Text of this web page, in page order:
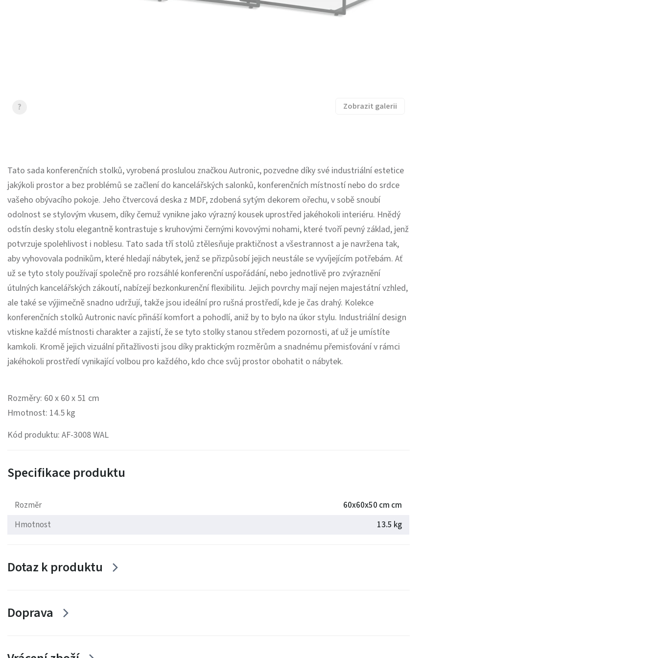
Zobrazit galerii
?
Tato sada konferenčních stolků, vyrobená proslulou značkou Autronic, pozvedne díky své industriální estetice
jakýkoli prostor a bez problémů se začlení do kancelářských salonků, konferenčních místností nebo do srdce
vašeho obývacího pokoje. Jeho čtvercová deska z MDF, zdobená sytým dekorem ořechu, v sobě snoubí
odolnost se stylovým vkusem, díky čemuž vynikne jako výrazný kousek uprostřed jakéhokoli interiéru. Hnědý
odstín desky stolu elegantně kontrastuje s kruhovými černými kovovými nohami, které tvoří pevný základ, jenž
potvrzuje spolehlivost i noblesu. Tato sada tří stolů ztělesňuje praktičnost a všestrannost a je navržena tak,
aby vyhovovala podnikům, které hledají nábytek, jenž se přizpůsobí jejich neustále se vyvíjejícím potřebám. Ať
už se tyto stoly používají společně pro rozsáhlé konferenční uspořádání, nebo jednotlivě pro zvýraznění
útulných kancelářských zákoutí, nabízejí bezkonkurenční flexibilitu. Jejich povrchy mají nejen majestátní vzhled,
ale také se výjimečně snadno udržují, takže jsou ideální pro rušná prostředí, kde je čas drahý. Kolekce
konferenčních stolků Autronic navíc přináší komfort a pohodlí, aniž by to bylo na úkor stylu. Industriální design
vtiskne každé místnosti charakter a zajistí, že se tyto stolky stanou středem pozornosti, ať už je umístíte
kamkoli. Kromě jejich vizuální přitažlivosti jsou díky praktickým rozměrům a snadnému přemisťování v rámci
jakéhokoli prostředí vynikající volbou pro každého, kdo chce svůj prostor obohatit o nábytek.
Rozměry: 60 x 60 x 51 cm
Hmotnost: 14.5 kg
Kód produktu: AF-3008 WAL
Specifikace produktu
Rozměr
60x60x50 cm cm
Hmotnost
13.5 kg
Dotaz k produktu
Doprava